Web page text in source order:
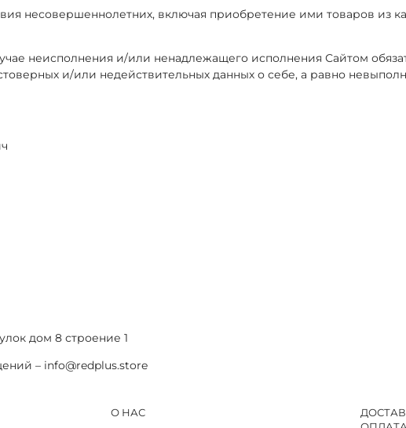
несовершеннолетних, включая приобретение ими товаров из
неисполнения и/или ненадлежащего исполнения Сайтом
и/или недействительных данных о себе, а равно
дом 8 строение 1
– info@redplus.store
О НАС